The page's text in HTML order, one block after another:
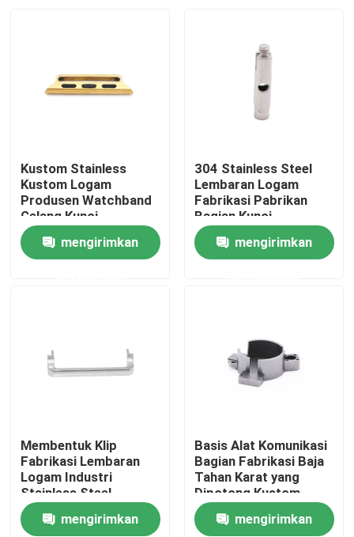
Rumah
Produk
Tentang Kami
Kontrol Kualitas
Berita
Kasus-kasus
Kustom Stainless
Kustom Logam
Produsen Watchband
Gelang Kunci
Menangkap
mengirimkan
304 Stainless Steel
Lembaran Logam
Fabrikasi Pabrikan
Bagian Kunci
mengirimkan
Membentuk Klip
Fabrikasi Lembaran
Logam Industri
Stainless Steel
mengirimkan
Basis Alat Komunikasi
Bagian Fabrikasi Baja
Tahan Karat yang
Dipotong Kustom
mengirimkan